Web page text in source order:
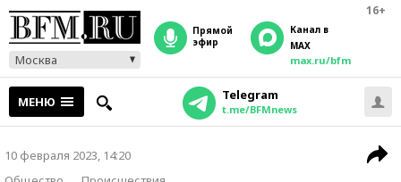
16+
Москва
прямой
эфир
Канал в
MAX
max.ru/bfm
МЕНЮ Telegram
t.me/BFMnews
10 февраля 2023, 14:20